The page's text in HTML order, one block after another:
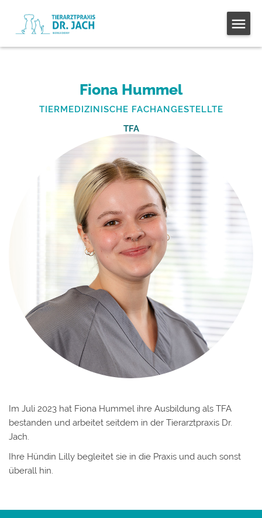
Fiona Hummel
TIERMEDIZINISCHE FACHANGESTELLTE
TFA
Im Juli 2023 hat Fiona Hummel ihre Ausbildung als TFA
bestanden und arbeitet seitdem in der Tierarztpraxis Dr.
Jach.
Ihre Hündin Lilly begleitet sie in die Praxis und auch sonst
überall hin.